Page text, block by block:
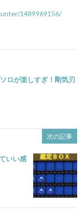
1489969156/
ロが楽しすぎ！剛気刃
次の記事
いい感